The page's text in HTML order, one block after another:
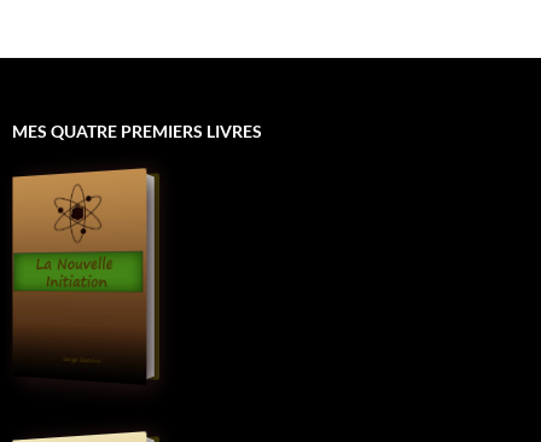
MES QUATRE PREMIERS LIVRES